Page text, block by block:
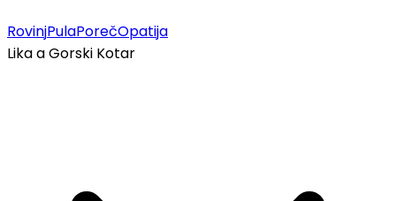
RovinjPulaPorečOpatija
Lika a Gorski Kotar